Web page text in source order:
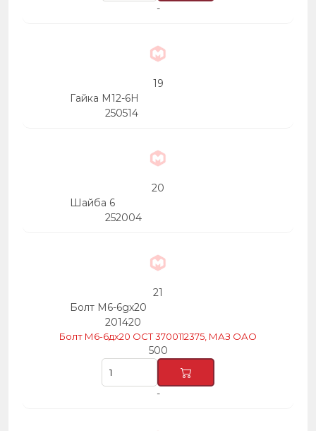
-
19
Гайка М12-6Н
250514
20
Шайба 6
252004
21
Болт М6-6gх20
201420
Болт М6-6дх20 ОСТ 3700112375, МАЗ ОАО
500
-